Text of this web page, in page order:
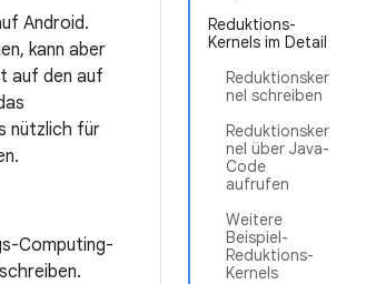
Reduktions-
Kernels im Detail
Reduktionsker
nel schreiben
Reduktionsker
nel über Java-
Code
aufrufen
Weitere
Beispiel-
Reduktions-
Kernels
Android.
kann aber
auf den auf
nützlich für
Computing-